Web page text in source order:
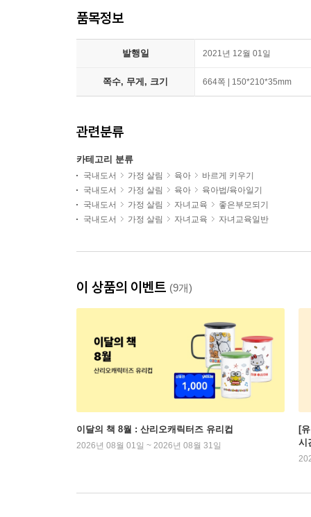
품목정보
발행일 2021년 12월 01일
쪽수, 무게, 크기 664쪽 | 150*210*35mm
관련분류
카테고리 분류
국내도서 가정 살림 육아
바르게 키우기
국내도서
가정 살림 육아
육아법/육아일기
국내도서
가정 살림 자녀교육
좋은부모되기
국내도서
가정 살림 자녀교육 자녀교육일반
이 상품의 이벤트 (9개)
이달의 책 8월 : 산리오캐릭터즈 유리컵
2026년 08월 01일 ~ 2026년 08월 31일
[
시